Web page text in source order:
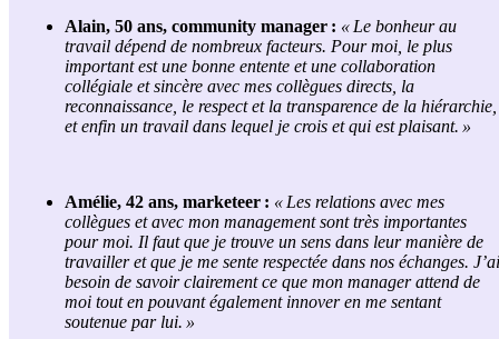
Alain, 50 ans, community manager : « Le bonheur au
travail dépend de nombreux facteurs. Pour moi, le plus
important est une bonne entente et une collaboration
collégiale et sincère avec mes collègues directs, la
reconnaissance, le respect et la transparence de la hiérarchie,
et enfin un travail dans lequel je crois et qui est plaisant. »
Amélie, 42 ans, marketeer : «Les relations avec mes
collègues et avec mon management sont très importantes
pour moi. Il faut que je trouve un sens dans leur manière de
travailler et que je me sente respectée dans nos échanges. J’ai
besoin de savoir clairement ce que mon manager attend de
moi tout en pouvant également innover en me sentant
soutenue par lui. »